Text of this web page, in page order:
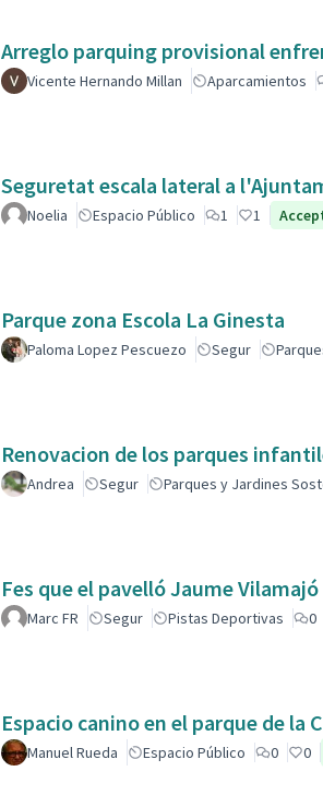
Arreglo parquing provisional
Vicente Hernando Millan Aparcamientos
Seguretat escala lateral a
Noelia Espacio Público 1 1
Parque zona Escola La Ginesta
Paloma Lopez Pescuezo Segur
Renovacion de los parques
Andrea Segur Parques y Jardines
Fes que el pavelló Jaume
Marc FR Segur Pistas Deportivas 0
Espacio canino en el parque de la
Manuel Rueda Espacio Público 0 0